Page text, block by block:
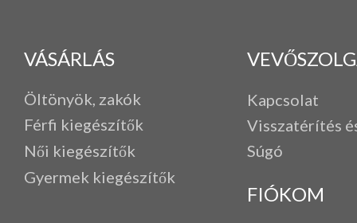
VÁSÁRLÁS
Öltönyök, zakók
Férfi kiegészítők
Női kiegészítők
Gyermek kiegészítők
Kapcsolat
Visszatérítés
Súgó
FIÓKOM